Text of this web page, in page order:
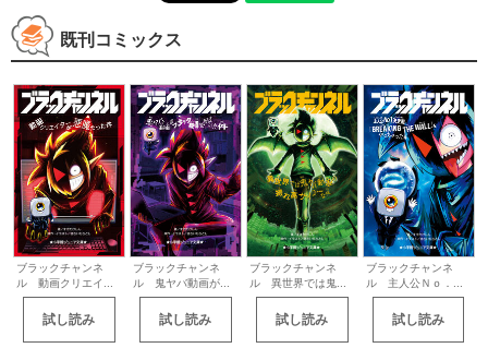
既刊コミックス
ブラックチャンネ
ル 動画クリエイ...
試し読み
ブラックチャンネ
ル 鬼ヤバ動画が...
試し読み
ブラックチャンネ
ル 異世界では鬼...
試し読み
ブラックチャンネ
ル 主人公Ｎｏ．...
試し読み